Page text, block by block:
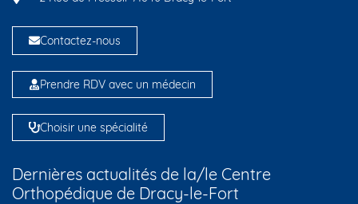
Contactez-nous
Prendre RDV avec un médecin
Choisir une spécialité
Dernières actualités de la/le Centre
Orthopédique de Dracy-le-Fort